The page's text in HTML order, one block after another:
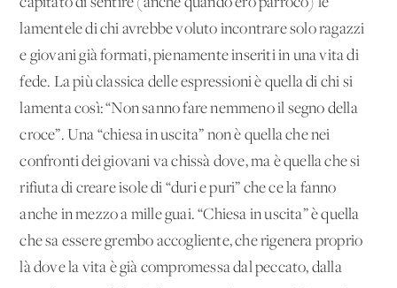
lamentele di chi avrebbe voluto incontrare solo ragazzi
e giovani già formati, pienamente inseriti in una vita di
fede. La più classica delle espressioni è quella di chi si
lamenta così: “Non sanno fare nemmeno il segno della
croce”. Una “chiesa in uscita” non è quella che nei
confronti dei giovani va chissà dove, ma è quella che si
rifiuta di creare isole di “duri e puri” che ce la fanno
anche in mezzo a mille guai. “Chiesa in uscita” è quella
che sa essere grembo accogliente, che rigenera proprio
là dove la vita è già compromessa dal peccato, dalla